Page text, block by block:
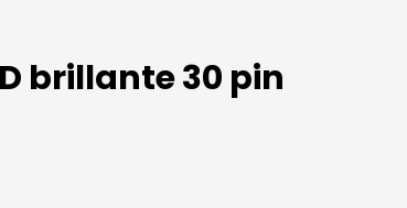
brillante 30 pin